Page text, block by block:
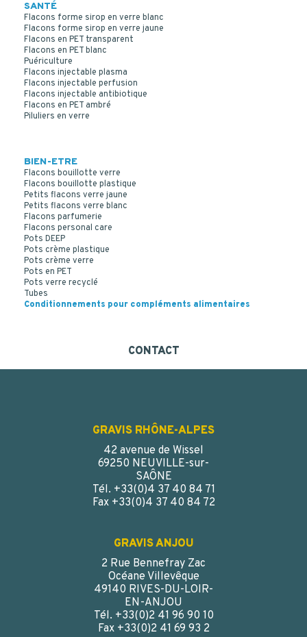
POUDRIER 125 ML VERRE JAUNE 38/400
FLACON LARGE OUVERTURE 125 ML VERRE BLANC PHIE
30
SANTÉ
Flacons forme sirop en verre blanc
Flacons forme sirop en verre jaune
Flacons en PET transparent
Flacons en PET blanc
Puériculture
Flacons injectable plasma
Flacons injectable perfusion
Flacons injectable antibiotique
Flacons en PET ambré
Piluliers en verre
BIEN-ETRE
Flacons bouillotte verre
Flacons bouillotte plastique
Petits flacons verre jaune
Petits flacons verre blanc
Flacons parfumerie
Flacons personal care
Pots DEEP
Pots crème plastique
Pots crème verre
Pots en PET
Pots verre recyclé
Tubes
Conditionnements pour compléments alimentaires
CONTACT
GRAVIS RHÔNE-ALPES
42 avenue de Wissel
69250 NEUVILLE-sur-
SAÔNE
Tél. +33(0)4 37 40 84 71
Fax +33(0)4 37 40 84 72
GRAVIS ANJOU
2 Rue Bennefray Zac
Océane Villevêque
49140 RIVES-DU-LOIR-
EN-ANJOU
Tél. +33(0)2 41 96 90 10
Fax +33(0)2 41 69 93 2